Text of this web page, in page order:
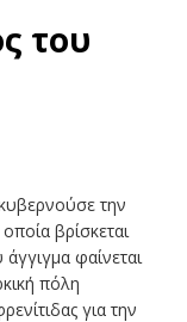
του
την
βρίσκεται
φαίνεται
πόλη
για την